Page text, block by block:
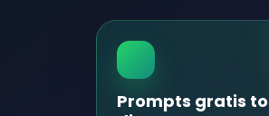
Prompts gratis